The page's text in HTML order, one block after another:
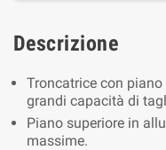
Descrizione
Troncatrice con
grandi capacità di
Piano superiore in
massime.